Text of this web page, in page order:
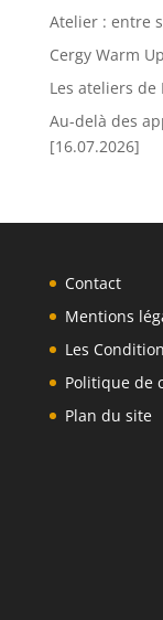
Atelier : entre
Cergy Warm
Les ateliers de
Au-delà des
[16.07.2026]
Contact
Mentions
Les
Politique de
Plan du site